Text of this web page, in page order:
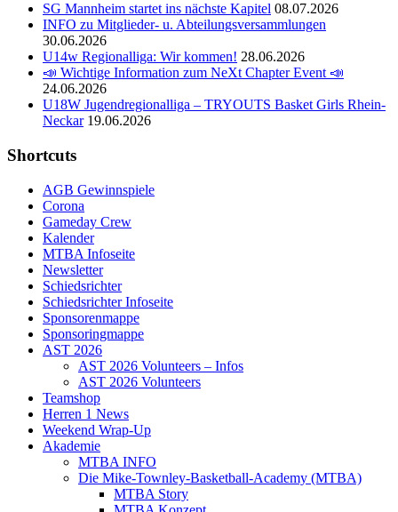
SG Mannheim startet ins nächste Kapitel 08.07.2026
INFO zu Mitglieder- u. Abteilungsversammlungen
30.06.2026
U14w Regionalliga: Wir kommen! 28.06.2026
📣 Wichtige Information zum NeXt Chapter Event 📣
24.06.2026
U18W Jugendregionalliga – TRYOUTS Basket Girls Rhein-
Neckar 19.06.2026
Shortcuts
AGB Gewinnspiele
Corona
Gameday Crew
Kalender
MTBA Infoseite
Newsletter
Schiedsrichter
Schiedsrichter Infoseite
Sponsorenmappe
Sponsoringmappe
AST 2026
AST 2026 Volunteers – Infos
AST 2026 Volunteers
Teamshop
Herren 1 News
Weekend Wrap-Up
Akademie
MTBA INFO
Die Mike-Townley-Basketball-Academy (MTBA)
MTBA Story